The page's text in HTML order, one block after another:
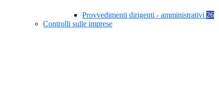
Provvedimenti dirigenti - amministrativi 26
Controlli sulle imprese